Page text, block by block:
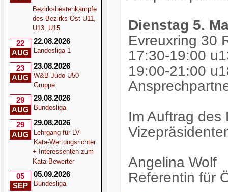
Bezirksbestenkämpfe
des Bezirks Ost U11,
U13, U15
22
AUG
22.08.2026
Landesliga 1
23
AUG
23.08.2026
W&B Judo Ü50
Gruppe
29
AUG
29.08.2026
Bundesliga
29
AUG
29.08.2026
Lehrgang für LV-
Kata-Wertungsrichter
+ Interessenten zum
Kata Bewerter
05
SEP
05.09.2026
Bundesliga
Dienstag 5.
Evreuxring 30
17:30-19:00
19:00-21:00
Im Auftrag des
Angelina Wolf
Referentin für